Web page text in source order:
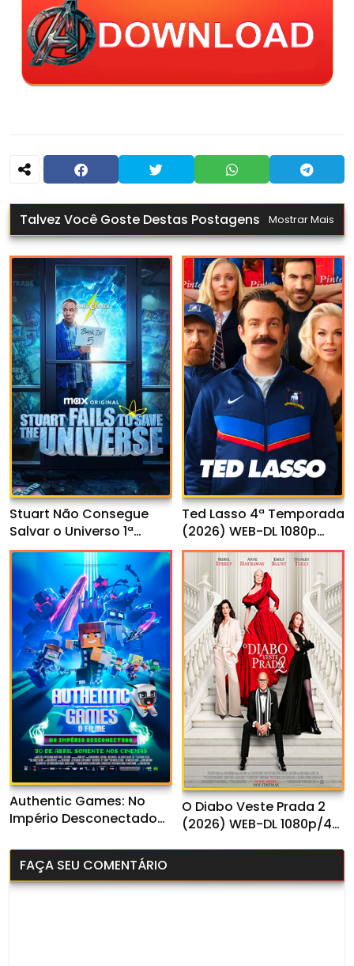
Talvez Você Goste Destas Postagens Mostrar Mais
Stuart Não Consegue
Salvar o Universo 1ª
Temporada (2026) WEB-
DL 1080p Dual Áudio
Ted Lasso 4ª Temporada
(2026) WEB-DL 1080p
Dual Áudio
Authentic Games: No
Império Desconectado
Nacional
O Diabo Veste Prada 2
(2026) WEB-DL 1080p/4K
FAÇA SEU COMENTÁRIO